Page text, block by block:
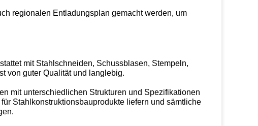
regionalen Entladungsplan gemacht werden, um
mit Stahlschneiden, Schussblasen, Stempeln,
von guter Qualität und langlebig.
mit unterschiedlichen Strukturen und Spezifikationen
Stahlkonstruktionsbauprodukte liefern und sämtliche